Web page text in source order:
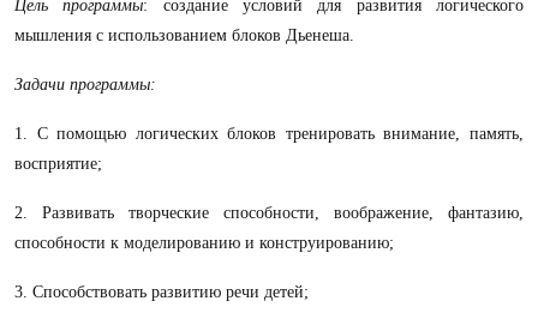
Цель программы: создание условий для развития логического
мышления с использованием блоков Дьенеша.
Задачи программы:
1. С помощью логических блоков тренировать внимание, память,
восприятие;
2. Развивать творческие способности, воображение, фантазию,
способности к моделированию и конструированию;
3. Способствовать развитию речи детей;